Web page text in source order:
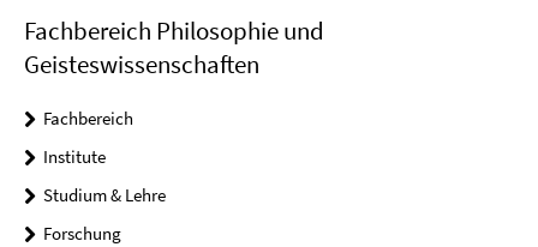
Fachbereich Philosophie und
Geisteswissenschaften
Fachbereich
Institute
Studium & Lehre
Forschung